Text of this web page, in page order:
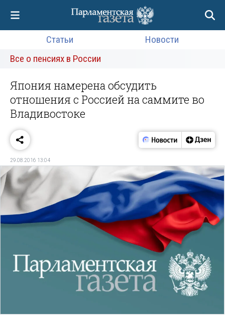
Статьи
Новости
Все о пенсиях в России
Япония намерена обсудить
отношения с Россией на саммите во
Владивостоке
29.08.2016 13:04